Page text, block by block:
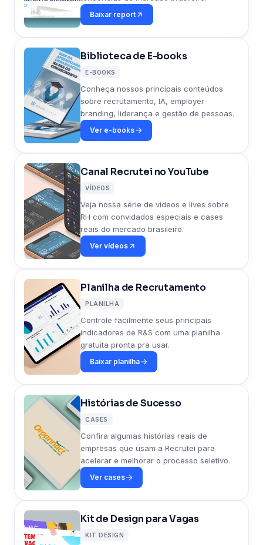
Baixar report
Biblioteca de E-books
E-BOOKS
Conheça nossos principais conteúdos
sobre recrutamento, IA, employer
branding, liderança e gestão de pessoas.
Ver e-books
Canal Recrutei no YouTube
VÍDEOS
Veja nossa série de vídeos e lives sobre
RH com convidados especiais e cases
reais do mercado brasileiro.
Ver vídeos
Planilha de Recrutamento
PLANILHA
Controle facilmente seus principais
indicadores de R&S com uma planilha
gratuita pronta pra usar.
Baixar planilha
Histórias de Sucesso
CASES
Confira algumas histórias reais de
empresas que usam a Recrutei para
acelerar e melhorar o processo seletivo.
Ver cases
Kit de Design para Vagas
KIT DESIGN